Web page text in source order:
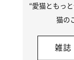
“愛猫ともっ
猫の
雑誌